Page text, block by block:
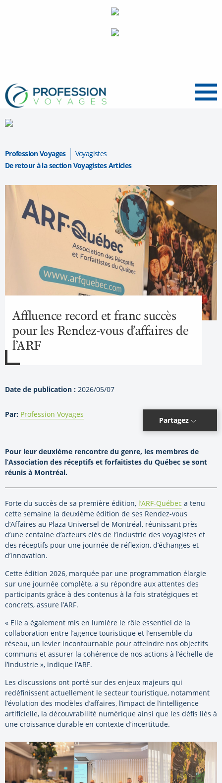
Menu
Profession Voyages
Voyagistes
De retour à la section Voyagistes Articles
Affluence record et franc succès
pour les Rendez-vous d’affaires de
l’ARF
Date de publication : 2026/05/07
Par: Profession Voyages
Partagez
Pour leur deuxième rencontre du genre, les membres de
l’Association des réceptifs et forfaitistes du Québec se sont
réunis à Montréal.
Forte du succès de sa première édition, l’ARF-Québec a tenu
cette semaine la deuxième édition de ses Rendez-vous
d’Affaires au Plaza Universel de Montréal, réunissant près
d’une centaine d’acteurs clés de l’industrie des voyagistes et
des réceptifs pour une journée de réflexion, d’échanges et
d’innovation.
Cette édition 2026, marquée par une programmation élargie
sur une journée complète, a su répondre aux attentes des
participants grâce à des contenus à la fois stratégiques et
concrets, assure l’ARF.
« Elle a également mis en lumière le rôle essentiel de la
collaboration entre l’agence touristique et l’ensemble du
réseau, un levier incontournable pour atteindre nos objectifs
communs et assurer la cohérence de nos actions à l’échelle de
l’industrie », indique l’ARF.
Les discussions ont porté sur des enjeux majeurs qui
redéfinissent actuellement le secteur touristique, notamment
l’évolution des modèles d’affaires, l’impact de l’intelligence
artificielle, la découvrabilité numérique ainsi que les défis liés à
une croissance durable en contexte d’incertitude.